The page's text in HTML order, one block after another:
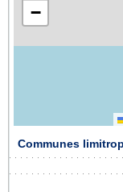
−
Communes